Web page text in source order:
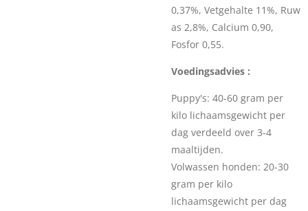
0,37%, Vetgehalte 11%, Ruw
as 2,8%, Calcium 0,90,
Fosfor 0,55.
Voedingsadvies :
Puppy's: 40-60 gram per
kilo lichaamsgewicht per
dag verdeeld over 3-4
maaltijden.
Volwassen honden: 20-30
gram per kilo
lichaamsgewicht per dag